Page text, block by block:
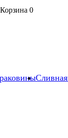
Корзина 0